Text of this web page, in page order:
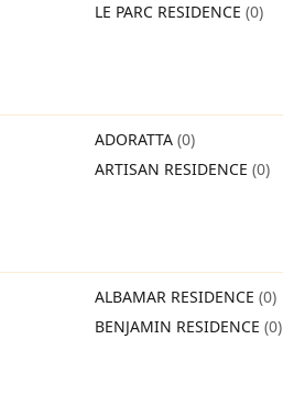
LE PARC RESIDENCE (0)
ADORATTA (0)
ARTISAN RESIDENCE (0)
ALBAMAR RESIDENCE (0)
BENJAMIN RESIDENCE (0)